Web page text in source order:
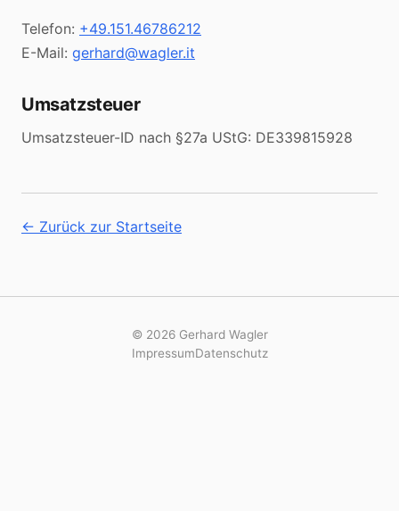
Telefon: +49.151.46786212
E-Mail: gerhard@wagler.it
Umsatzsteuer
Umsatzsteuer-ID nach §27a UStG: DE339815928
← Zurück zur Startseite
© 2026 Gerhard Wagler
ImpressumDatenschutz